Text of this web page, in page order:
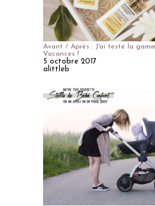
Avant / Après : J'ai testé la
Vacances !
5 octobre 2017
alittleb